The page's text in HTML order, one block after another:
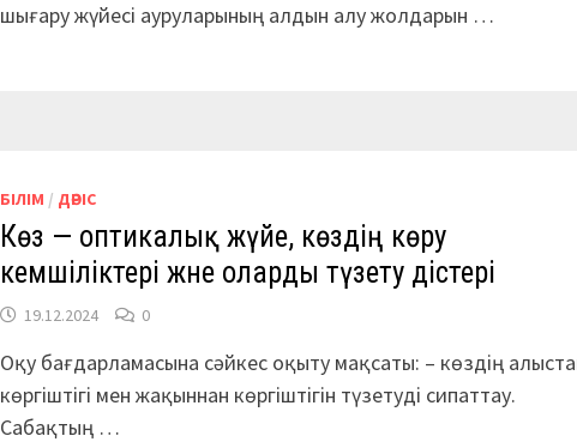
шығару жүйесі ауруларының алдын алу жолдарын …
БІЛІМ / ДӘРІС
Көз — оптикалық жүйе, көздiң көру
кемшіліктері және оларды түзету әдiстері
19.12.2024 0
Оқу бағдарламасына сәйкес оқыту мақсаты: – көздің
көргіштігі мен жақыннан көргіштігін түзетуді сипаттау.
Сабақтың …